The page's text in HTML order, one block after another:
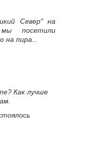
Север" на
посетили
на пира...
Как лучше